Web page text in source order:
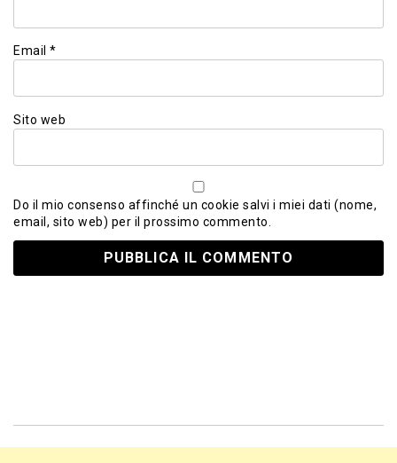
Email *
Sito web
Do il mio consenso affinché un cookie salvi i miei dati (nome,
email, sito web) per il prossimo commento.